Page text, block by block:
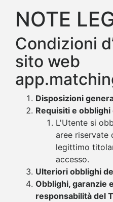
NOTE
Condizioni
sito web
Disposizioni
Requisiti e obblighi
L'Utente si
aree riservate
legittimo
accesso.
Ulteriori obblighi
Obblighi, garanzie
responsabilità del